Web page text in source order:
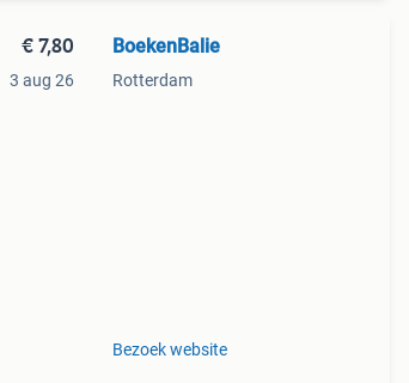
€ 7,80
3 aug 26
BoekenBalie
Rotterdam
Bezoek website